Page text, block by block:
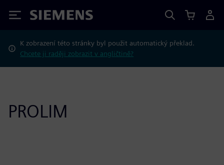
Siemens
K zobrazení této stránky byl použit automatický překlad.
Chcete ji raději zobrazit v angličtině?
PROLIM